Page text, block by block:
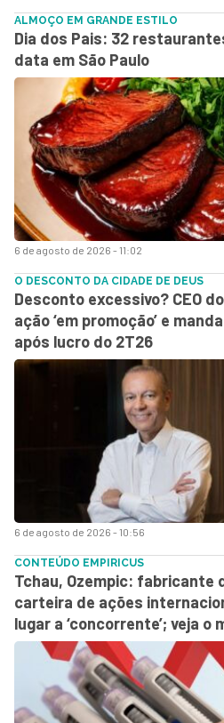
6 de agosto de 2026 - 11:02
ALMOÇO EM GRANDE ESTILO
Dia dos Pais: 32
data em São Paulo
6 de agosto de 2026 - 10:56
O DESCONTO DA CIDADE DE DEUS
Desconto excessivo? CEO
ação ‘em promoção’ e
após lucro do 2T26
CONTEÚDO EMPIRICUS
Tchau, Ozempic: fabricante
carteira de ações
lugar a ‘concorrente’; veja o